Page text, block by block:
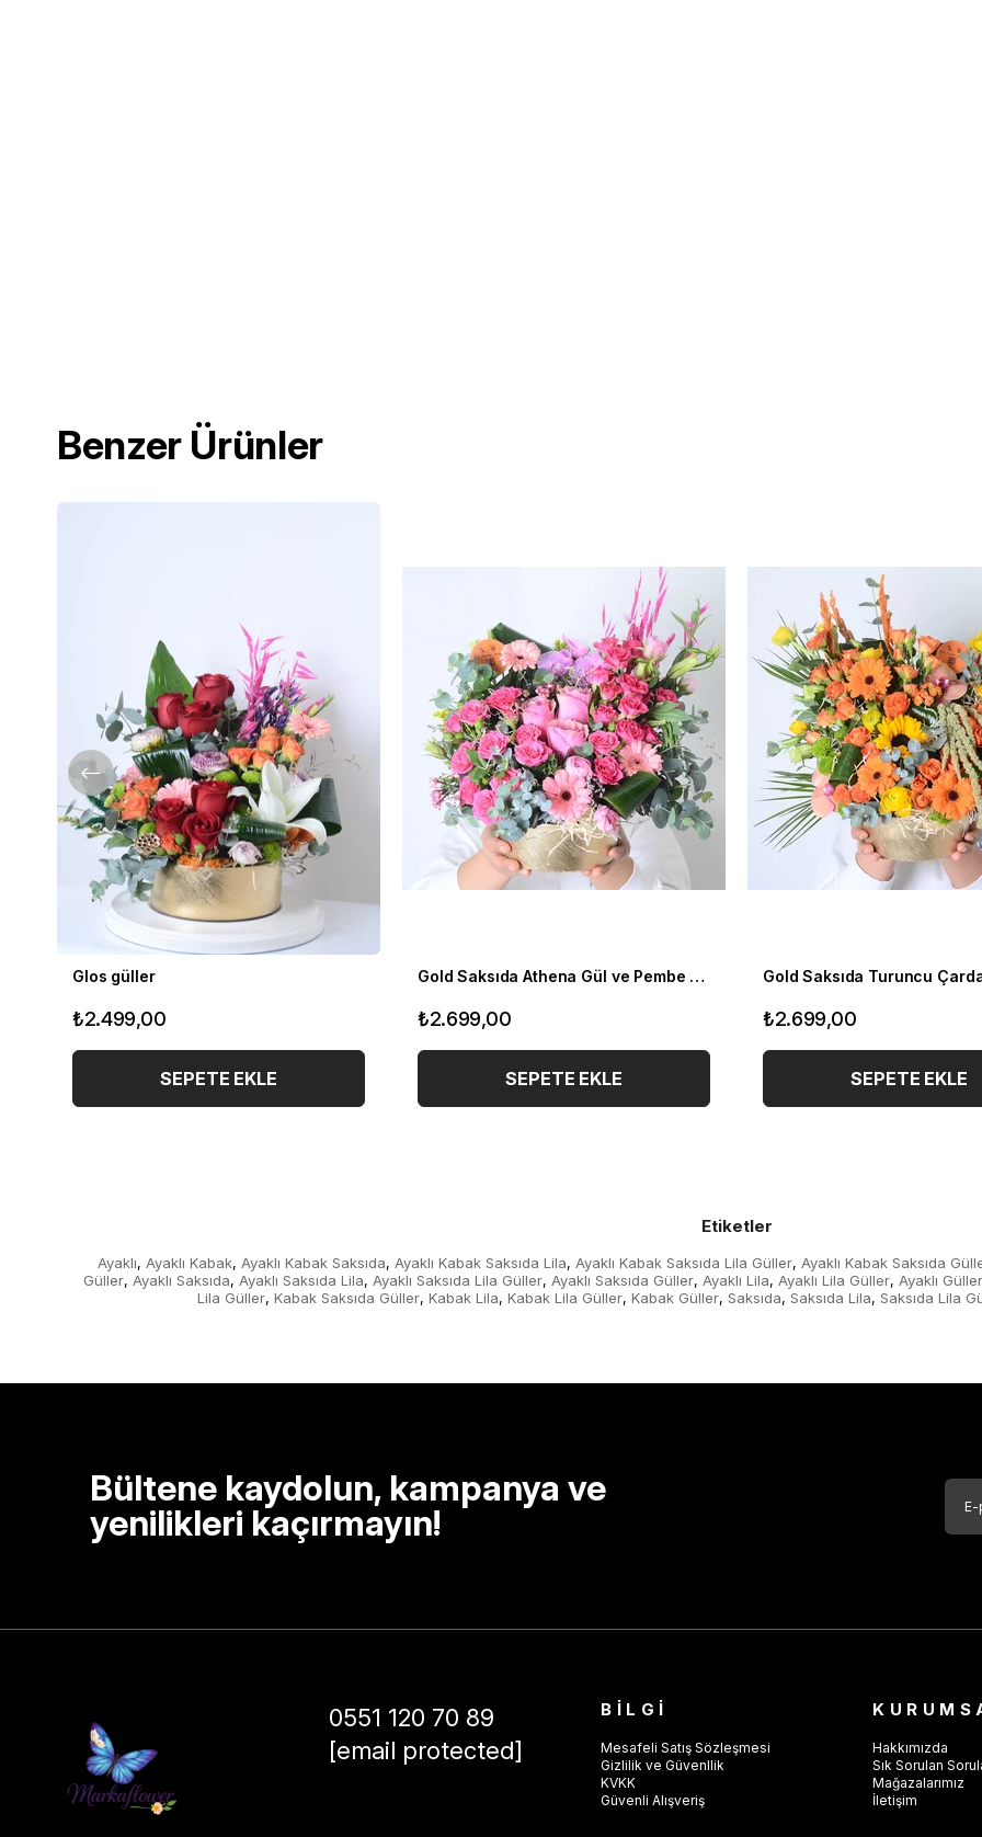
Benzer Ürünler
Glos güller
₺2.499,00
SEPETE EKLE
Gold Saksıda Athena Gül ve Pembe Çardaklar
₺2.699,00
SEPETE EKLE
₺2.699,00
SEPETE EKLE
Etiketler
Ayaklı, Ayaklı Kabak, Ayaklı Kabak Saksıda, Ayaklı Kabak Saksıda Lila, Ayaklı Kabak Saksıda Lila Güller, Ayaklı Kabak Saksıda
Güller, Ayaklı Saksıda, Ayaklı Saksıda Lila, Ayaklı Saksıda Lila Güller, Ayaklı Saksıda Güller, Ayaklı Lila, Ayaklı Lila Güller, Ayaklı Güller
Lila Güller, Kabak Saksıda Güller, Kabak Lila, Kabak Lila Güller, Kabak Güller, Saksıda, Saksıda Lila, Saksıda Lila
Bültene kaydolun, kampanya ve
yenilikleri kaçırmayın!
0551 120 70 89
[email protected]
BİLGİ
Mesafeli Satış Sözleşmesi
Gizlilik ve Güvenllik
KVKK
Güvenli Alışveriş
Hakkımızda
Sık Sorulan
Mağazalarımız
İletişim